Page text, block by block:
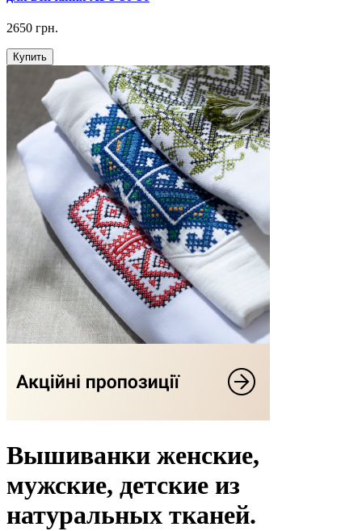
2650 грн.
Купить
Вышиванки женские,
мужские, детские из
натуральных тканей.